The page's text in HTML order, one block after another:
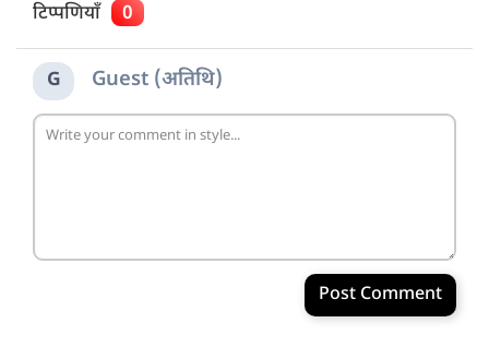
टिप्पणियाँ 0
G Guest (अतिथि)
Post Comment